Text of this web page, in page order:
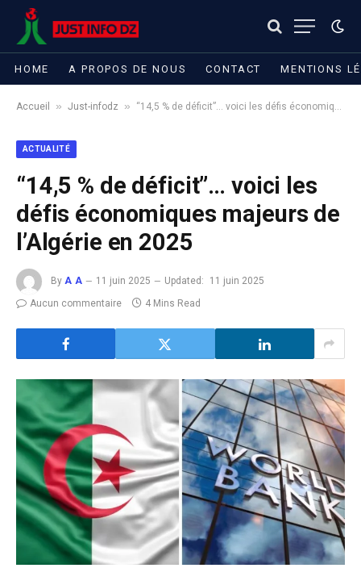
HOME A PROPOS DE NOUS CONTACT MENTIONS
Accueil » Just-infodz » “14,5 % de déficit”… voici les défis économiques majeurs de l’Algérie en 2025
ACTUALITÉ
“14,5 % de déficit”… voici les
défis économiques majeurs de
l’Algérie en 2025
By A A 11 juin 2025 Updated:
11 juin 2025
Aucun commentaire
4 Mins Read